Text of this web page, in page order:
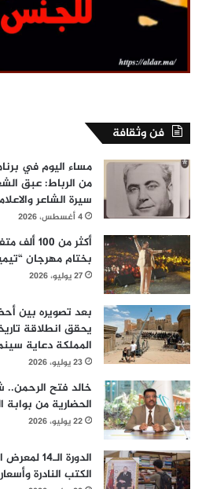
فن وثقافة
مساء اليوم في
من الرباط: عبق
سيرة الشاعر
4 أغسطس، 2026
أكثر من
بختام مهرجان
27 يوليو، 2026
يحقق انطلاقة
المملكة دعاية
23 يوليو، 2026
خالد فتح الرحمن..
الحضارية من بوابة
22 يوليو، 2026
الدورة
الكتب النادرة